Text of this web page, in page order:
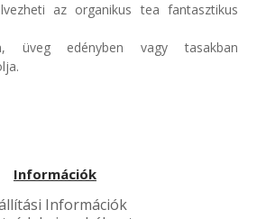
az organikus tea fantasztikus
üveg edényben vagy tasakban
Információk
Információk